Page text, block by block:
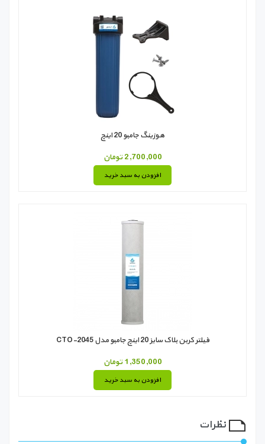
هوزینگ جامبو 20 اینچ
2,700,000 تومان
افزودن به سبد خرید
فیلتر کربن بلاک سایز 20 اینچ جامبو مدل CTO-2045
1,350,000 تومان
افزودن به سبد خرید
نظرات